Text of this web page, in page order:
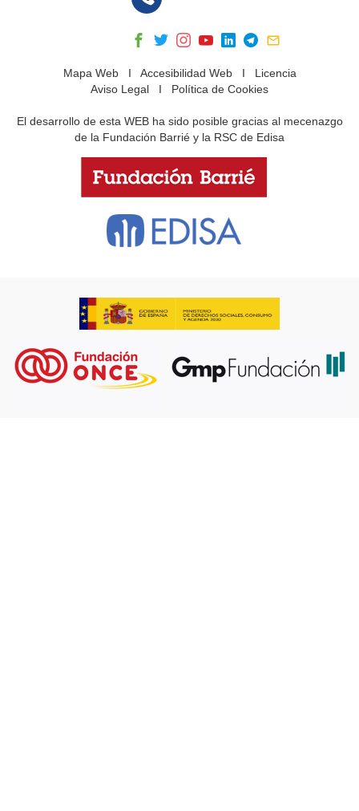
Mapa WebI Accesibilidad WebI Licencia
Aviso Legal I Política de Cookies
El desarrollo de esta WEB ha sido posible gracias al mecenazgo
de la Fundación Barrié y la RSC de Edisa